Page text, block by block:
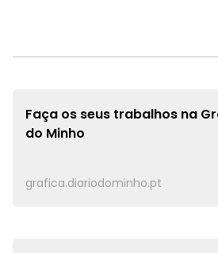
Faça os seus trabalhos na
do Minho
grafica.diariodominho.pt